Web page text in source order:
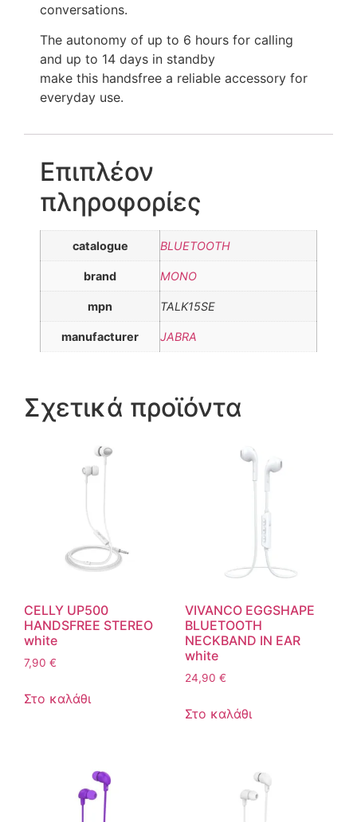
conversations.
The autonomy of up to 6 hours for calling
and up to 14 days in standby
make this handsfree a reliable accessory for
everyday use.
Επιπλέον
πληροφορίες
catalogue BLUETOOTH
brand MONO
mpn TALK15SE
manufacturer JABRA
Σχετικά προϊόντα
CELLY UP500
HANDSFREE STEREO
white
7,90 €
Στο καλάθι
VIVANCO EGGSHAPE
BLUETOOTH
NECKBAND IN EAR
white
24,90 €
Στο καλάθι